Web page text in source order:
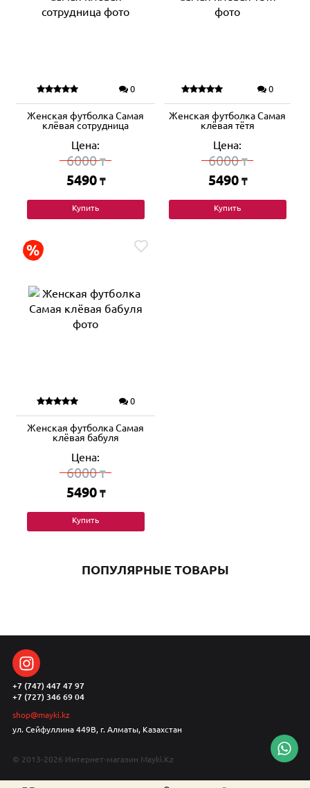
0
Женская футболка Самая
клёвая сотрудница
Цена:
6000₸
5490 ₸
Купить
0
Женская футболка Самая
клёвая тётя
Цена:
6000₸
5490 ₸
Купить
0
Женская футболка Самая
клёвая бабуля
Цена:
6000₸
5490 ₸
Купить
ПОПУЛЯРНЫЕ ТОВАРЫ
+7 (747) 447 47 97
+7 (727) 346 69 04
shop@mayki.kz
ул. Сейфуллина 449В, г. Алматы, Казахстан
© 2013-2026 Интернет-магазин Mayki.Kz